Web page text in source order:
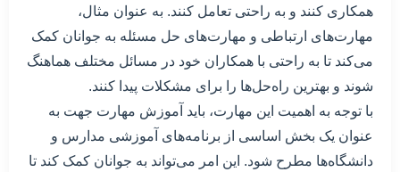
همکاری کنند و به راحتی تعامل کنند. به عنوان مثال،
مهارت‌های ارتباطی و مهارت‌های حل مسئله به جوانان کمک
می‌کند تا به راحتی با همکاران خود در مسائل مختلف هماهنگ
شوند و بهترین راه‌حل‌ها را برای مشکلات پیدا کنند.
با توجه به اهمیت این مهارت، باید آموزش مهارت جهت به
عنوان یک بخش اساسی از برنامه‌های آموزشی مدارس و
دانشگاه‌ها مطرح شود. این امر می‌تواند به جوانان کمک کند تا